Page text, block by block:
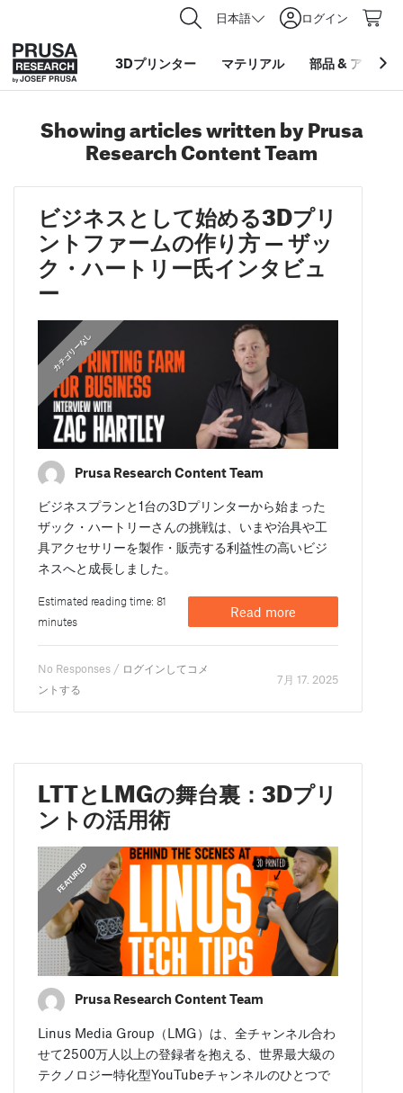
日本語 ログイン
3Dプリンター マテリアル 部品& アクセ
Showing articles written by Prusa
Research Content Team
ビジネスとして始める3Dプリ
ントファームの作り方 — ザッ
ク・ハートリー氏インタビュ
ー
カテゴリーなし
Prusa Research Content Team
ビジネスプランと1台の3Dプリンターから始まった
ザック・ハートリーさんの挑戦は、いまや治具や工
具アクセサリーを製作・販売する利益性の高いビジ
ネスへと成長しました。
Estimated reading time: 81
minutes
Read more
No Responses / ログインしてコメ
ントする
7月 17. 2025
LTTとLMGの舞台裏：3Dプリ
ントの活用術
FEATURED
Prusa Research Content Team
Linus Media Group（LMG）は、全チャンネル合わ
せて2500万人以上の登録者を抱える、世界最大級の
テクノロジー特化型YouTubeチャンネルのひとつで